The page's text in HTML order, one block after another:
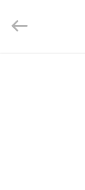
Technology